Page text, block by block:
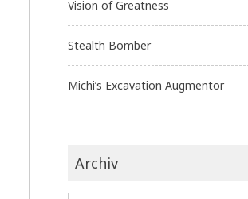
Vision of Greatness
Stealth Bomber
Michi’s Excavation Augmentor
Archiv